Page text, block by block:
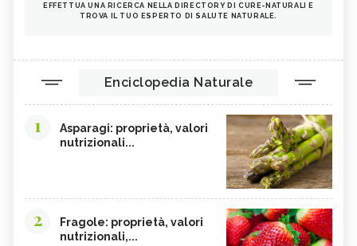
EFFETTUA UNA RICERCA NELLA DIRECTORY DI CURE-NATURALI E
TROVA IL TUO ESPERTO DI SALUTE NATURALE.
Enciclopedia Naturale
1
Asparagi: proprietà, valori
nutrizionali...
2
Fragole: proprietà, valori
nutrizionali,...